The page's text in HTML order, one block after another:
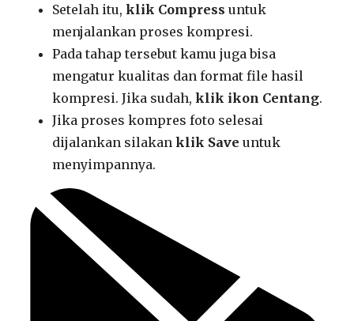
Setelah itu,klik Compress untuk
menjalankan proses kompresi.
Pada tahap tersebut kamu juga bisa
mengatur kualitas dan format file hasil
kompresi. Jika sudah,klik ikon Centang.
Jika proses kompres foto selesai
dijalankan silakanklik Save untuk
menyimpannya.